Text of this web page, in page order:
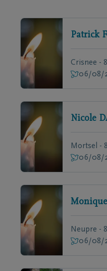
Patrick
Crisnee -
06/08/
Nicole
Mortsel -
06/08/
Monique
Neupre -
06/08/